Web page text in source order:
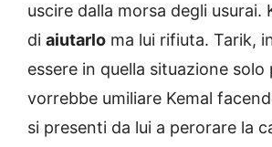
uscire dalla morsa degli usurai.
di aiutarlo ma lui rifiuta. Tarik,
essere in quella situazione solo
vorrebbe umiliare Kemal
si presenti da lui a perorare la